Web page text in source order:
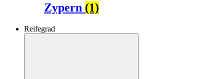
Zypern (1)
Reifegrad